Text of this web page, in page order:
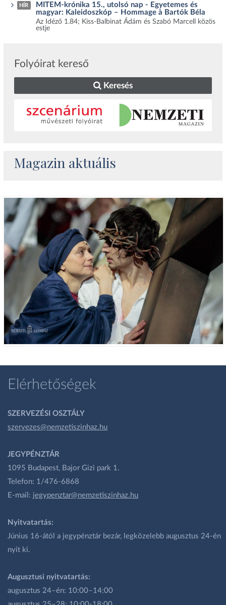
HÍR
MITEM-krónika 15., utolsó nap - Egyetemes és
magyar: Kaleidoszkóp – Hommage à Bartók Béla
Az Idéző 1.84; Kiss-Balbinat Ádám és Szabó Marcell közös
estje
Folyóirat kereső
Keresés
Magazin aktuális
Elérhetőségek
SZERVEZÉSI OSZTÁLY
szervezes@nemzetiszinhaz.hu
JEGYPÉNZTÁR
1095 Budapest, Bajor Gizi park 1.
Telefon: 1/476-6868
E-mail: jegypenztar@nemzetiszinhaz.hu
Nyitvatartás:
Június 16-ától a jegypénztár bezár, legközelebb augusztus 24-én
nyit ki.
Augusztusi nyitvatartás:
augusztus 24–én: 10:00–14:00